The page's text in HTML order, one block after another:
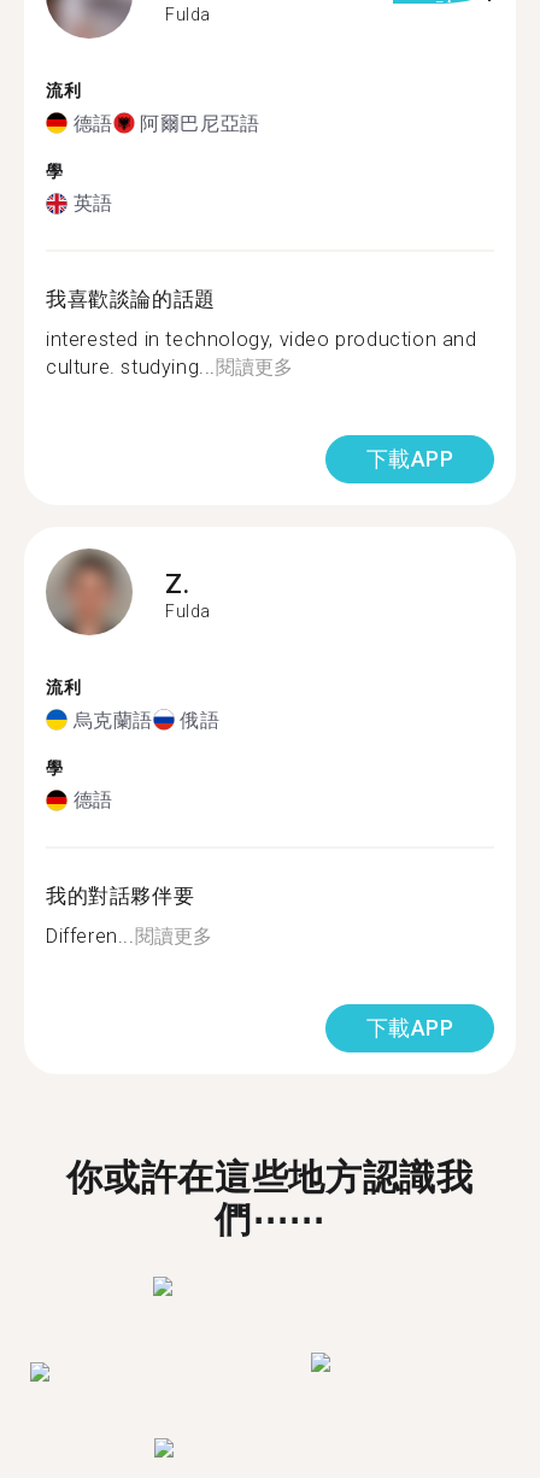
Fulda
流利
德語 阿爾巴尼亞語
學
英語
我喜歡談論的話題
interested in technology, video production and
culture. studying...閱讀更多
下載APP
Z.
Fulda
流利
烏克蘭語 俄語
學
德語
我的對話夥伴要
Differen...閱讀更多
下載APP
你或許在這些地方認識我
們⋯⋯